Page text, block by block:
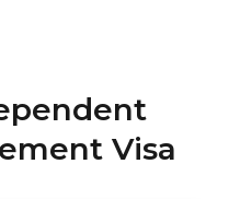
Visa